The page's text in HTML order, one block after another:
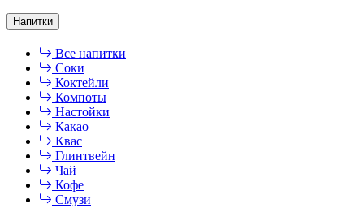
Напитки
Все напитки
Соки
Коктейли
Компоты
Настойки
Какао
Квас
Глинтвейн
Чай
Кофе
Смузи